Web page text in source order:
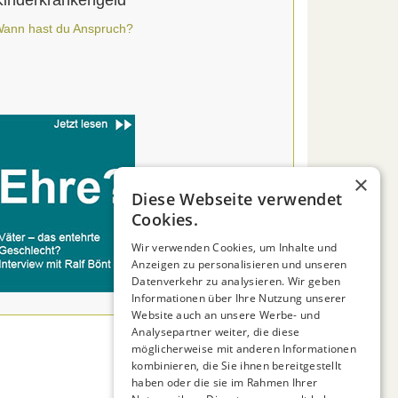
hast du Anspruch?
×
Diese Webseite verwendet
Cookies.
Wir verwenden Cookies, um Inhalte und
Anzeigen zu personalisieren und unseren
Datenverkehr zu analysieren. Wir geben
Informationen über Ihre Nutzung unserer
Website auch an unsere Werbe- und
Analysepartner weiter, die diese
möglicherweise mit anderen Informationen
kombinieren, die Sie ihnen bereitgestellt
haben oder die sie im Rahmen Ihrer